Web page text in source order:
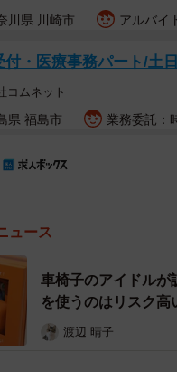
川県 川崎市 アルバイ
付・医療事務パート/土
コムネット
県 福島市 業務委託：
ュース
車椅子のアイドル
を使うのはリスク
渡辺 晴子